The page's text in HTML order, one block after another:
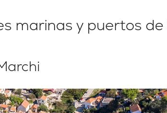
marinas y puertos